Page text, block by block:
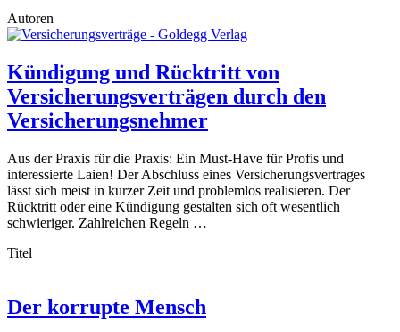
Autoren
Kündigung und Rücktritt von
Versicherungsverträgen durch den
Versicherungsnehmer
Aus der Praxis für die Praxis: Ein Must-Have für Profis und
interessierte Laien! Der Abschluss eines Versicherungsvertrages
lässt sich meist in kurzer Zeit und problemlos realisieren. Der
Rücktritt oder eine Kündigung gestalten sich oft wesentlich
schwieriger. Zahlreichen Regeln …
Titel
Der korrupte Mensch